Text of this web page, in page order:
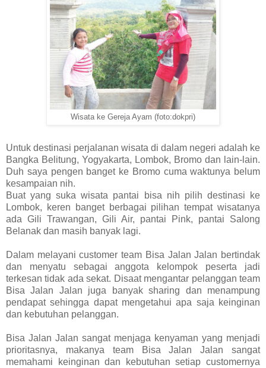
Wisata ke Gereja Ayam (foto:dokpri)
Untuk destinasi perjalanan wisata di dalam negeri adalah ke
Bangka Belitung, Yogyakarta, Lombok, Bromo dan lain-lain.
Duh saya pengen banget ke Bromo cuma waktunya belum
kesampaian nih.
Buat yang suka wisata pantai bisa nih pilih destinasi ke
Lombok, keren banget berbagai pilihan tempat wisatanya
ada Gili Trawangan, Gili Air, pantai Pink, pantai Salong
Belanak dan masih banyak lagi.
Dalam melayani customer team Bisa Jalan Jalan bertindak
dan menyatu sebagai anggota kelompok peserta jadi
terkesan tidak ada sekat. Disaat mengantar pelanggan team
Bisa Jalan Jalan juga banyak sharing dan menampung
pendapat sehingga dapat mengetahui apa saja keinginan
dan kebutuhan pelanggan.
Bisa Jalan Jalan sangat menjaga kenyaman yang menjadi
prioritasnya, makanya team Bisa Jalan Jalan sangat
memahami keinginan dan kebutuhan setiap customernya